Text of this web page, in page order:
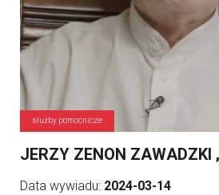
służby pomocnicze
JERZY ZENON ZAWADZKI
Data wywiadu: 2024-03-14